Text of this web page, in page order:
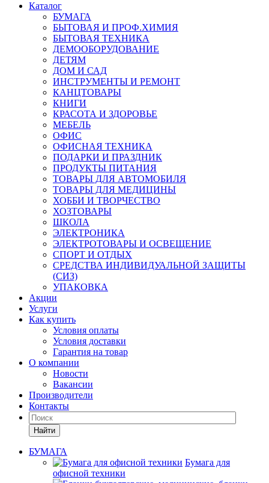
Каталог
БУМАГА
БЫТОВАЯ И ПРОФ.ХИМИЯ
БЫТОВАЯ ТЕХНИКА
ДЕМООБОРУДОВАНИЕ
ДЕТЯМ
ДОМ И САД
ИНСТРУМЕНТЫ И РЕМОНТ
КАНЦТОВАРЫ
КНИГИ
КРАСОТА И ЗДОРОВЬЕ
МЕБЕЛЬ
ОФИС
ОФИСНАЯ ТЕХНИКА
ПОДАРКИ И ПРАЗДНИК
ПРОДУКТЫ ПИТАНИЯ
ТОВАРЫ ДЛЯ АВТОМОБИЛЯ
ТОВАРЫ ДЛЯ МЕДИЦИНЫ
ХОББИ И ТВОРЧЕСТВО
ХОЗТОВАРЫ
ШКОЛА
ЭЛЕКТРОНИКА
ЭЛЕКТРОТОВАРЫ И ОСВЕЩЕНИЕ
СПОРТ И ОТДЫХ
СРЕДСТВА ИНДИВИДУАЛЬНОЙ ЗАЩИТЫ
(СИЗ)
УПАКОВКА
Акции
Услуги
Как купить
Условия оплаты
Условия доставки
Гарантия на товар
О компании
Новости
Вакансии
Производители
Контакты
Найти
БУМАГА
Бумага для
офисной техники